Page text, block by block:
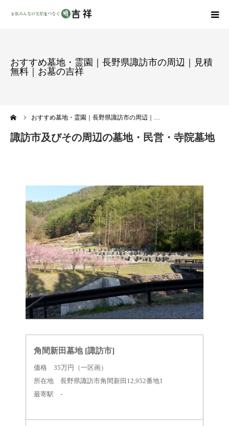
おすすめ墓地・霊園｜長野県諏訪市の周辺｜見積
無料｜お墓の吉祥
おすすめ墓地・霊園｜長野県諏訪市の周辺｜…
諏訪市及びその周辺の墓地・民営・寺院墓地
角間新田墓地 [諏訪市]
価格 35万円（一区画）
所在地 長野県諏訪市角間新田12,952番地1
最寄駅 -
商品ラインナップ
吉祥の特徴